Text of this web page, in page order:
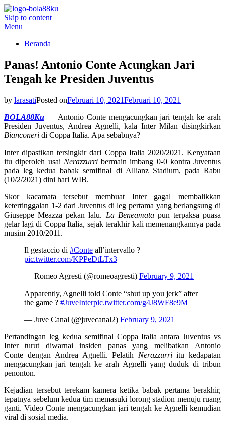
BOLA88KU.ID
Berita Bola Terbaru dan Terhangat
Skip to content
Menu
Beranda
Panas! Antonio Conte Acungkan Jari
Tengah ke Presiden Juventus
by larasatiPosted onFebruari 10, 2021Februari 10, 2021
BOLA88Ku — Antonio Conte mengacungkan jari tengah ke arah
Presiden Juventus, Andrea Agnelli, kala Inter Milan disingkirkan
Bianconeri di Coppa Italia. Apa sebabnya?
Inter dipastikan tersingkir dari Coppa Italia 2020/2021. Kenyataan
itu diperoleh usai Nerazzurri bermain imbang 0-0 kontra Juventus
pada leg kedua babak semifinal di Allianz Stadium, pada Rabu
(10/2/2021) dini hari WIB.
Skor kacamata tersebut membuat Inter gagal membalikkan
ketertinggalan 1-2 dari Juventus di leg pertama yang berlangsung di
Giuseppe Meazza pekan lalu. La Beneamatapun terpaksa puasa
gelar lagi di Coppa Italia, sejak terakhir kali memenangkannya pada
musim 2010/2011.
Il gestaccio di #Conte all’intervallo ?
pic.twitter.com/KPPeDtLTx3
— Romeo Agresti (@romeoagresti) February 9, 2021
Apparently, Agnelli told Conte “shut up you jerk” after
the game ? #JuveInterpic.twitter.com/g4J8WF8e9M
— Juve Canal (@juvecanal2) February 9, 2021
Pertandingan leg kedua semifinal Coppa Italia antara Juventus vs
Inter turut diwarnai insiden panas yang melibatkan Antonio
Conte dengan Andrea Agnelli. Pelatih Nerazzurriitu kedapatan
mengacungkan jari tengah ke arah Agnelli yang duduk di tribun
penonton.
Kejadian tersebut terekam kamera ketika babak pertama berakhir,
tepatnya sebelum kedua tim memasuki lorong stadion menuju ruang
ganti. Video Conte mengacungkan jari tengah ke Agnelli kemudian
viral di sosial media.